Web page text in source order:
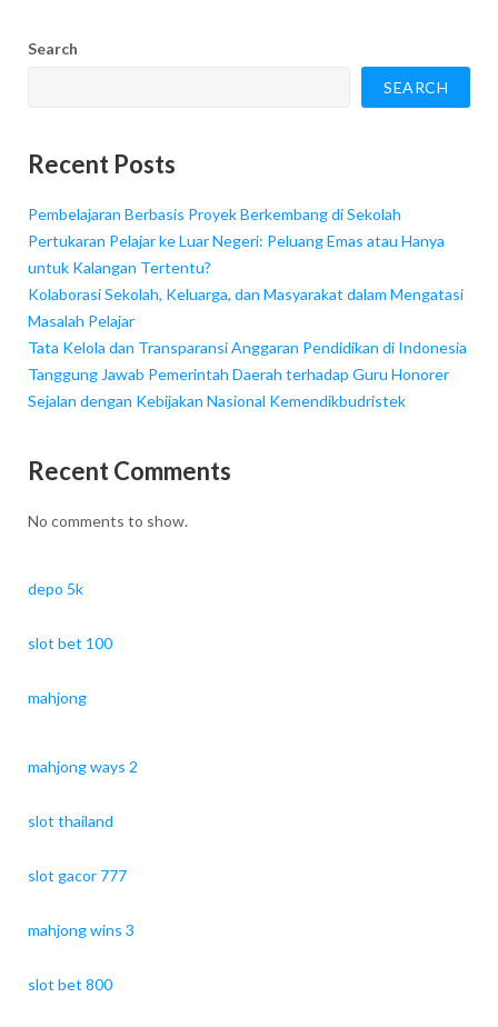
Search
SEARCH
Recent Posts
Pembelajaran Berbasis Proyek Berkembang di Sekolah
Pertukaran Pelajar ke Luar Negeri: Peluang Emas atau Hanya
untuk Kalangan Tertentu?
Kolaborasi Sekolah, Keluarga, dan Masyarakat dalam Mengatasi
Masalah Pelajar
Tata Kelola dan Transparansi Anggaran Pendidikan di Indonesia
Tanggung Jawab Pemerintah Daerah terhadap Guru Honorer
Sejalan dengan Kebijakan Nasional Kemendikbudristek
Recent Comments
No comments to show.
depo 5k
slot bet 100
mahjong
mahjong ways 2
slot thailand
slot gacor 777
mahjong wins 3
slot bet 800